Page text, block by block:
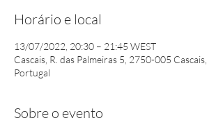
Horário e local
13/07/2022, 20:30 – 21:45 WEST
Cascais, R. das Palmeiras 5, 2750-005 Cascais,
Portugal
Sobre o evento